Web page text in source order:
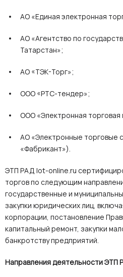
АО «Единая электронная
АО «Агентство по
Татарстан»;
АО «ТЭК-Торг»;
ООО «РТС-тендер»;
ООО «Электронная торговая
АО «Электронные торговые
«Фабрикант»).
ЭТП РАД lot-online.ru
торгов по следующим
государственные и
закупки юридических лиц,
корпорации, постановление
капитальный ремонт, закупки
банкротству предприятий.
Направления деятельности ЭТП